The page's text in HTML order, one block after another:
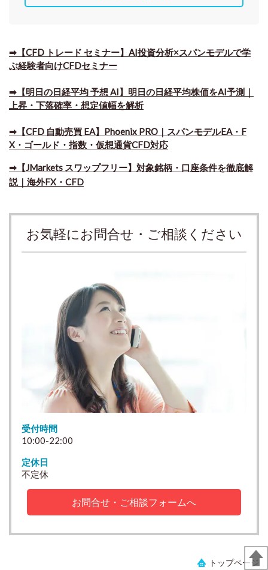
➡【CFD トレード セミナー】AI投資分析×スパンモデルで学
ぶ経験者向けCFDセミナー
➡【明日の日経平均 予想 AI】明日の日経平均株価をAI予測｜
上昇・下落確率・想定値幅を解析
➡​【CFD 自動売買 EA】Phoenix PRO｜スパンモデルEA・F
X・ゴールド・指数・仮想通貨CFD対応
➡​【JMarkets スワップフリー】対象銘柄・口座条件を徹底解
説｜海外FX・CFD
お気軽にお問合せ・ご相談ください
受付時間
10:00-22:00
定休日
不定休
お問合せ・ご相談フォームへ
トップページ